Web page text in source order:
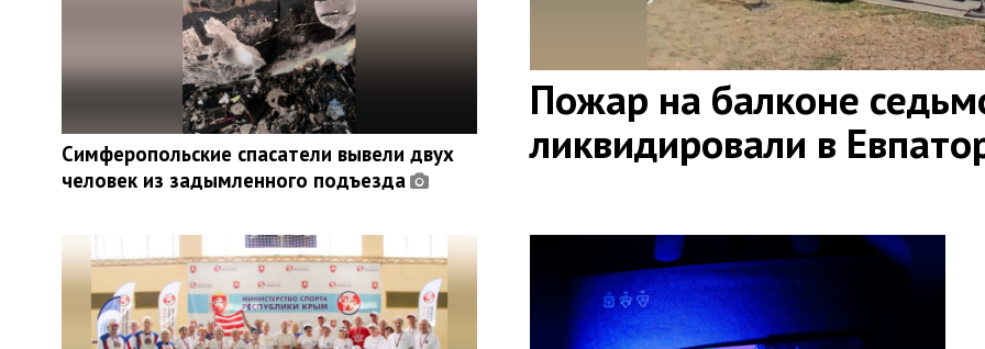
Пожар на балконе
ликвидировали в
Симферопольские спасатели вывели двух
человек из задымленного подъезда